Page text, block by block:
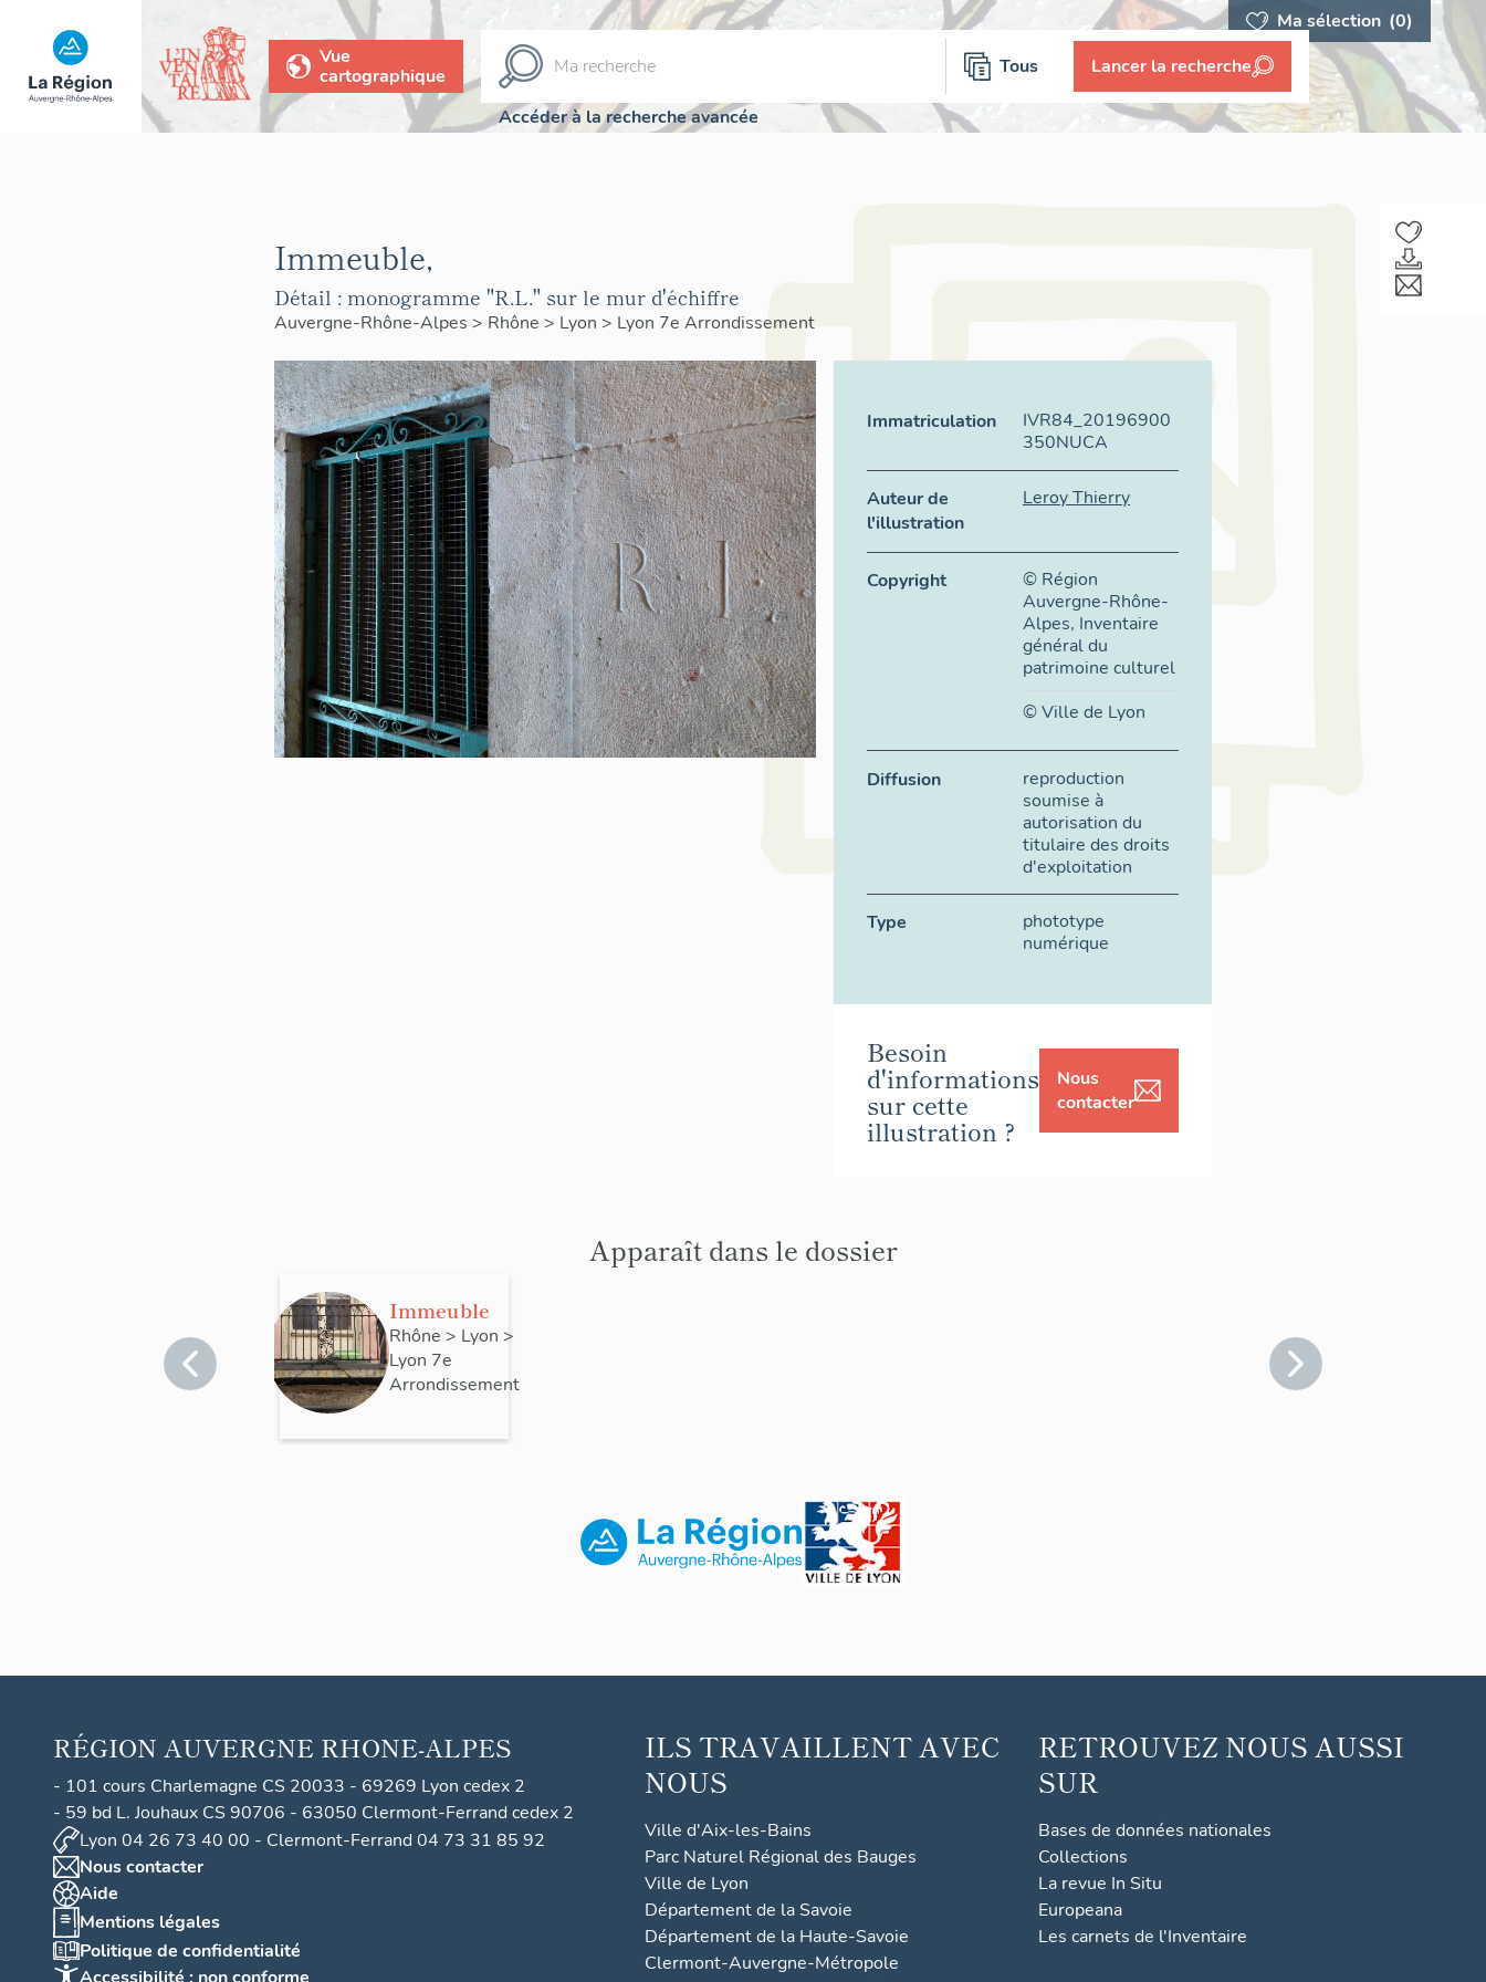
Ma sélection (0)
Vue
cartographique
Tous Lancer la recherche
Accéder à la recherche avancée
Immeuble,
Détail : monogramme "R.L." sur le mur d'échiffre
Auvergne-Rhône-Alpes > Rhône > Lyon > Lyon 7e Arrondissement
Immatriculation
IVR84_20196900
350NUCA
Auteur de
l'illustration
Leroy Thierry
Copyright
© Région
Auvergne-Rhône-
Alpes, Inventaire
général du
patrimoine culturel
© Ville de Lyon
Diffusion
reproduction
soumise à
autorisation du
titulaire des droits
d'exploitation
Type
phototype
numérique
Besoin
d'informations
sur cette
illustration ?
Nous
contacter
Apparaît dans le dossier
Immeuble
Rhône > Lyon >
Lyon 7e
Arrondissement
RÉGION AUVERGNE RHONE-ALPES
- 101 cours Charlemagne CS 20033 - 69269 Lyon cedex 2
- 59 bd L. Jouhaux CS 90706 - 63050 Clermont-Ferrand cedex 2
Lyon 04 26 73 40 00 - Clermont-Ferrand 04 73 31 85 92
Nous contacter
Aide
Mentions légales
Politique de confidentialité
ILS TRAVAILLENT AVEC
NOUS
Ville d'Aix-les-Bains
Parc Naturel Régional des Bauges
Ville de Lyon
Département de la Savoie
Département de la Haute-Savoie
Clermont-Auvergne-Métropole
RETROUVEZ NOUS AUSSI
SUR
Bases de données nationales
Collections
La revue In Situ
Europeana
Les carnets de l'Inventaire